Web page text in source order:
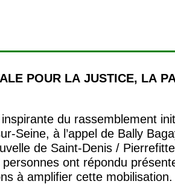
POUR LA JUSTICE, LA
du rassemblement
Seine, à l’appel de Bally
de Saint-Denis /
ont répondu
à amplifier cette mobilisation.